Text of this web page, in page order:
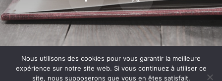
Conditions générales
Nous utilisons des cookies pour vous garantir la meilleure
expérience sur notre site web. Si vous continuez à utiliser ce
site, nous supposerons que vous en êtes satisfait.